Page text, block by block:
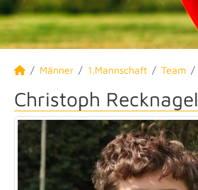
Männer 1.Mannschaft Team
Christoph Recknagel